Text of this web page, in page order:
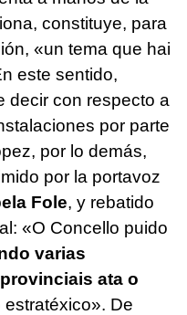
constituye, para
«un tema que hai
este sentido,
decir con respecto a
por parte
por lo demás,
por la portavoz
Fole, y rebatido
«O Concello puido
varias
ata o
estratéxico». De